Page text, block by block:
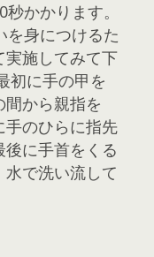
かかります。
を身につけるた
実施してみて下
初に手の甲を
から親指を
手のひらに指先
に手首をくる
水で洗い流して